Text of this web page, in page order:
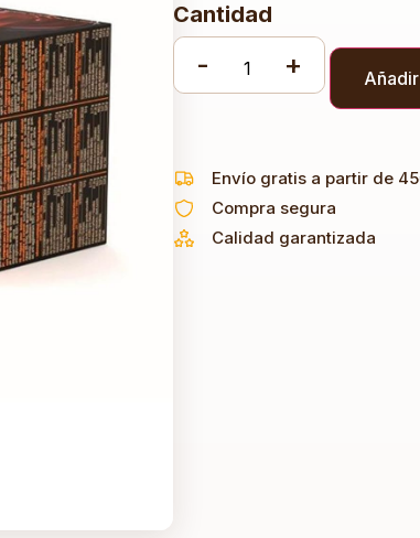
Cantidad
- +
Envío gratis a partir de
Compra segura
Calidad garantizada